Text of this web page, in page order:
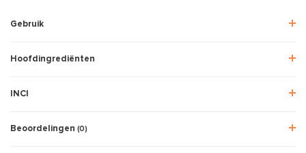
Gebruik
Hoofdingrediënten
INCI
Beoordelingen (0)